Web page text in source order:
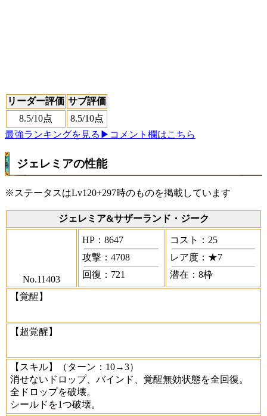
リーダー評価 サブ評価
8.5/10点 8.5/10点
最強ランキングを見る ▶コメント欄はこちら
ジェレミアの性能
※ステータスはLv120+297時のものを掲載しています
ジェレミア&サザーランド・ジーク
No.11403
HP：8647
攻撃：4708
回復：721
コスト：25
レア度：★7
潜在：8枠
【覚醒】
【超覚醒】
【スキル】
（ターン：10→3）
消せないドロップ、バインド、覚醒無効状態を全回復。
全ドロップを破壊。
シールドを1つ破壊。